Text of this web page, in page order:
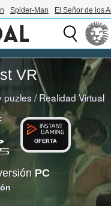
Spider-Man El Señor de los
VR
puzles /Realidad Virtual
OFERTA
PC